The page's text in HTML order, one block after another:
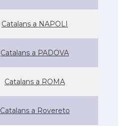
Catalans a NAPOLI
Catalans a PADOVA
Catalans a ROMA
Catalans a Rovereto